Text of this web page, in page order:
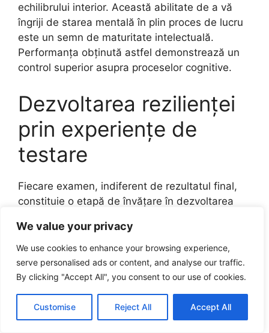
We value your privacy
We use cookies to enhance your browsing experience,
serve personalised ads or content, and analyse our traffic.
By clicking "Accept All", you consent to our use of cookies.
Customise Reject All Accept All
echilibrului interior. Această abilitate de a vă
îngriji de starea mentală în plin proces de lucru
este un semn de maturitate intelectuală.
Performanța obținută astfel demonstrează un
control superior asupra proceselor cognitive.
Dezvoltarea rezilienței
prin experiențe de
testare
Fiecare examen, indiferent de rezultatul final,
constituie o etapă de învățare în dezvoltarea
gestionat situația oferă informații valoroase
pentru îmbunătățirea performanțelor viitoare.
Această atitudine constructivă transformă orice
provocare într-o experiență utilă și educativă.
Reziliența se construiește prin expunerea
constantă la situații de testare și prin